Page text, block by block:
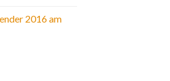
2016 am